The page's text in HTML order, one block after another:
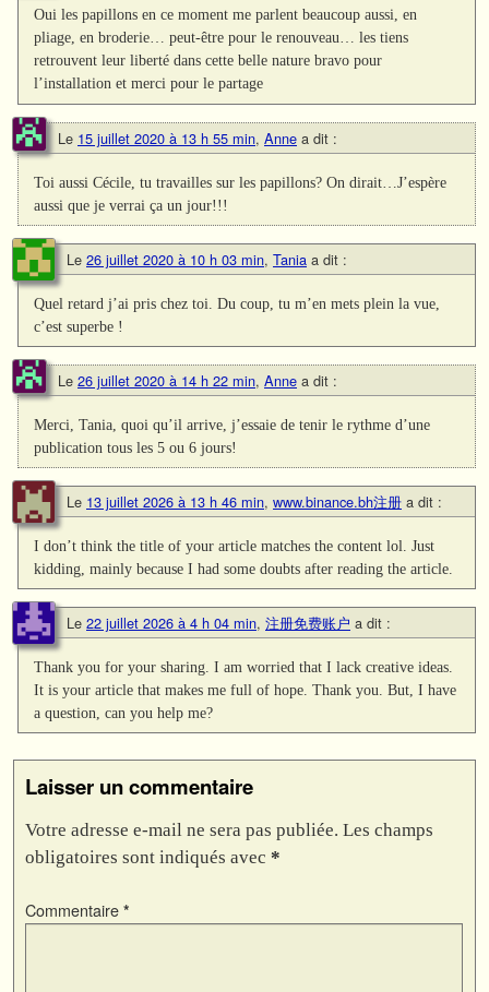
Oui les papillons en ce moment me parlent beaucoup aussi, en
pliage, en broderie… peut-être pour le renouveau… les tiens
retrouvent leur liberté dans cette belle nature bravo pour
l’installation et merci pour le partage
Le 15 juillet 2020 à 13 h 55 min, Anne a dit :
Toi aussi Cécile, tu travailles sur les papillons? On dirait…J’espère
aussi que je verrai ça un jour!!!
Le 26 juillet 2020 à 10 h 03 min, Tania a dit :
Quel retard j’ai pris chez toi. Du coup, tu m’en mets plein la vue,
c’est superbe !
Le 26 juillet 2020 à 14 h 22 min, Anne a dit :
Merci, Tania, quoi qu’il arrive, j’essaie de tenir le rythme d’une
publication tous les 5 ou 6 jours!
Le 13 juillet 2026 à 13 h 46 min, www.binance.bh注册 a dit :
I don’t think the title of your article matches the content lol. Just
kidding, mainly because I had some doubts after reading the article.
Le 22 juillet 2026 à 4 h 04 min, 注册免费账户 a dit :
Thank you for your sharing. I am worried that I lack creative ideas.
It is your article that makes me full of hope. Thank you. But, I have
a question, can you help me?
Laisser un commentaire
Votre adresse e-mail ne sera pas publiée. Les champs
obligatoires sont indiqués avec *
Commentaire *